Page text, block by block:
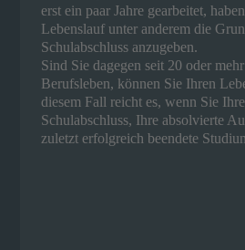
erst ein paar Jahre gearbeitet,
Lebenslauf unter anderem die
Schulabschluss anzugeben.
Sind Sie dagegen seit 20 oder
Berufsleben, können Sie Ihren
diesem Fall reicht es, wenn Sie
Schulabschluss, Ihre absolvierte
zuletzt erfolgreich beendete